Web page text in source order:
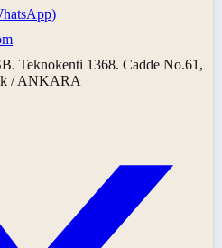
Teknokenti 1368. Cadde No.61,
/ ANKARA